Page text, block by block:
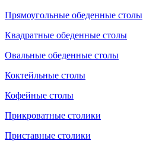
Прямоугольные обеденные столы
Квадратные обеденные столы
Овальные обеденные столы
Коктейльные столы
Кофейные столы
Прикроватные столики
Приставные столики